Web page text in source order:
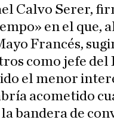
Calvo Serer,
en el que,
Francés,
como jefe del
el menor
acometido
bandera de